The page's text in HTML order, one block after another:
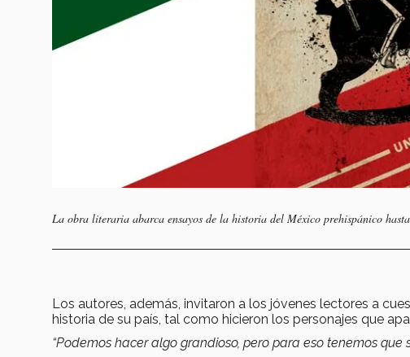
La obra literaria abarca ensayos de la historia del México prehispánico
Los autores, además, invitaron a los jóvenes lectores a
historia de su país, tal como hicieron los personajes que
“Podemos hacer algo grandioso, pero para eso tenemos que